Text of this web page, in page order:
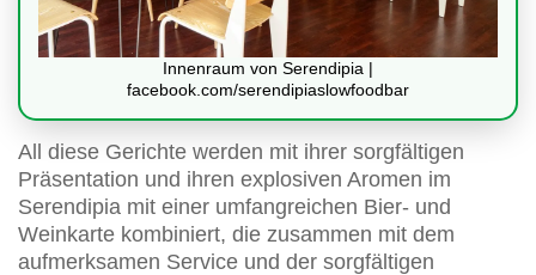
Innenraum von Serendipia |
facebook.com/serendipiaslowfoodbar
All diese Gerichte werden mit ihrer sorgfältigen
Präsentation und ihren explosiven Aromen im
Serendipia mit einer umfangreichen Bier- und
Weinkarte kombiniert, die zusammen mit dem
aufmerksamen Service und der sorgfältigen